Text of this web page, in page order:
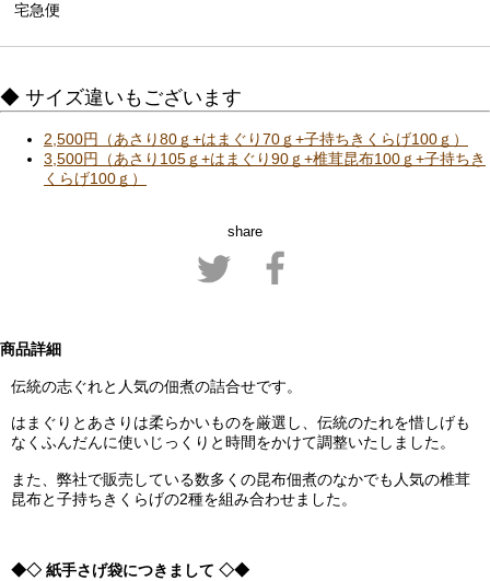
宅急便
◆ サイズ違いもございます
2,500円（あさり80ｇ+はまぐり70ｇ+子持ちきくらげ100ｇ）
3,500円（あさり105ｇ+はまぐり90ｇ+椎茸昆布100ｇ+子持ちき
くらげ100ｇ）
share
商品詳細
伝統の志ぐれと人気の佃煮の詰合せです。
はまぐりとあさりは柔らかいものを厳選し、伝統のたれを惜しげも
なくふんだんに使いじっくりと時間をかけて調整いたしました。
また、弊社で販売している数多くの昆布佃煮のなかでも人気の椎茸
昆布と子持ちきくらげの2種を組み合わせました。
◆◇ 紙手さげ袋につきまして ◇◆